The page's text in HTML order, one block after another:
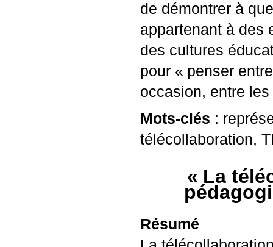
de démontrer à
appartenant à des
des cultures
pour « penser
occasion, entre
Mots-clés :
télécollaboration,
« La
Résumé